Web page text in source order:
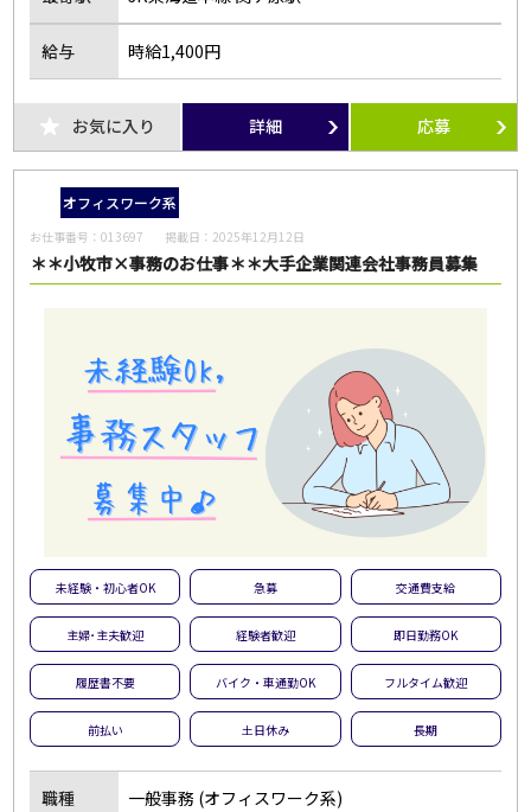
給与 時給1,400円
お気に入り 詳細 応募
オフィスワーク系
お仕事番号：013697 掲載日： 2025年12月12日
＊＊小牧市×事務のお仕事＊＊大手企業関連会社事務員募集
未経験・初心者OK 急募 交通費支給
主婦･主夫歓迎 経験者歓迎 即日勤務OK
履歴書不要 バイク・車通勤OK フルタイム歓迎
前払い 土日休み 長期
職種 一般事務 (オフィスワーク系)